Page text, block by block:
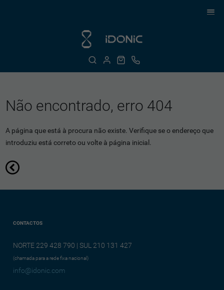
Não encontrado, erro 404
A página que está à procura não existe. Verifique se o endereço que
introduziu está correto ou volte à página inicial.
CONTACTOS
NORTE 229 428 790 | SUL 210 131 427
(chamada para a rede fixa nacional)
info@idonic.com